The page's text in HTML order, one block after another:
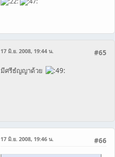
#65
17 มิ.ย. 2008, 19:44 น.
มีศรีธํญญาด้วย
#66
17 มิ.ย. 2008, 19:46 น.